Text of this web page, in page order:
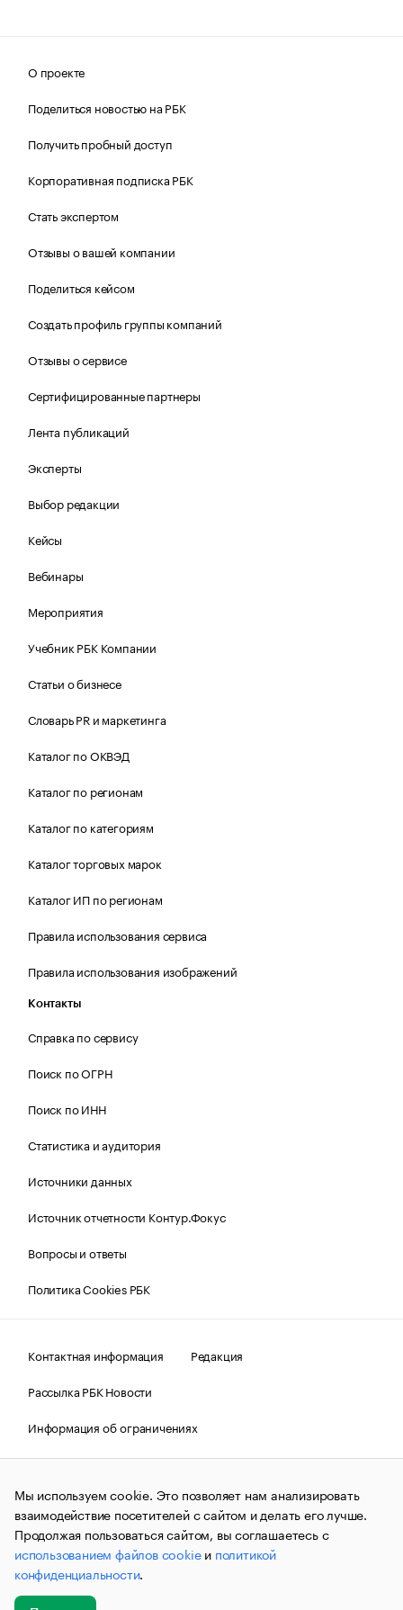
О проекте
Поделиться новостью на РБК
Получить пробный доступ
Корпоративная подписка РБК
Стать экспертом
Отзывы о вашей компании
Поделиться кейсом
Создать профиль группы компаний
Отзывы о сервисе
Сертифицированные партнеры
Лента публикаций
Эксперты
Выбор редакции
Кейсы
Вебинары
Мероприятия
Учебник РБК Компании
Статьи о бизнесе
Словарь PR и маркетинга
Каталог по ОКВЭД
Каталог по регионам
Каталог по категориям
Каталог торговых марок
Каталог ИП по регионам
Правила использования сервиса
Правила использования изображений
Контакты
Справка по сервису
Поиск по ОГРН
Поиск по ИНН
Статистика и аудитория
Источники данных
Источник отчетности Контур.Фокус
Вопросы и ответы
Политика Cookies РБК
Контактная информация
Редакция
Рассылка РБК Новости
Информация об ограничениях
Правовая информация
О соблюдении авторских прав
© АО «РОСБИЗНЕСКОНСАЛТИНГ»,1995–2026.Сообщения
и материалы информационного агентства «РБК»
(зарегистрировано Федеральной службой по надзору в сфере
связи, информационных технологий и массовых
коммуникаций (Роскомнадзор) 09.12.2015 за номером ИА
№ФС77-63848) сопровождаются пометкой «РБК». Отдельные
публикации могут содержать информацию,
не предназначенную для пользователей
Мы используем cookie. Это позволяет нам анализировать
взаимодействие посетителей с сайтом и делать его лучше.
Продолжая пользоваться сайтом, вы соглашаетесь с
использованием файлов cookieи политикой
конфиденциальности.